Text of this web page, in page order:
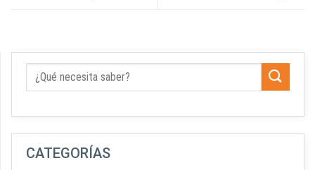
CATEGORÍAS